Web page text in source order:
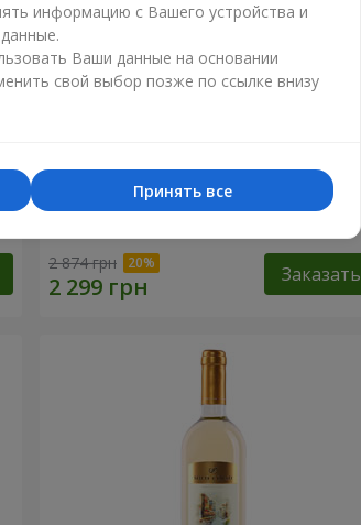
Подарочная корзина "Амур"
2 874 грн Заказать
информацию с Вашего устройства и
Ваши данные на основании
свой выбор позже по ссылке внизу
Принять все